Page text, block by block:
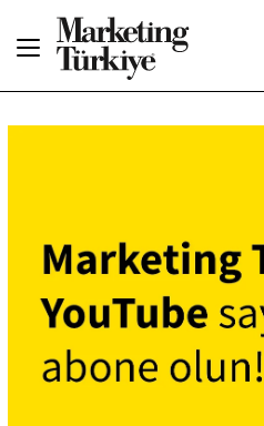
Dergiler
Etkinlikler